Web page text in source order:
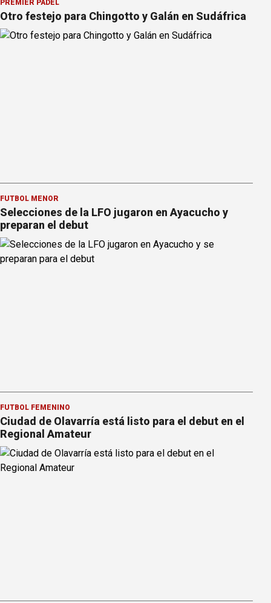
PREMIER PÁDEL
Otro festejo para Chingotto y Galán en Sudáfrica
FÚTBOL MENOR
Selecciones de la LFO jugaron en Ayacucho y
preparan el debut
FÚTBOL FEMENINO
Ciudad de Olavarría está listo para el debut en el
Regional Amateur